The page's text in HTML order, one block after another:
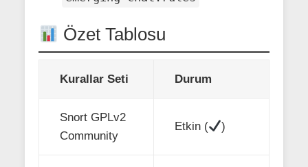
Özet Tablosu
Kurallar Seti Durum
Snort GPLv2
Community
Etkin ( )